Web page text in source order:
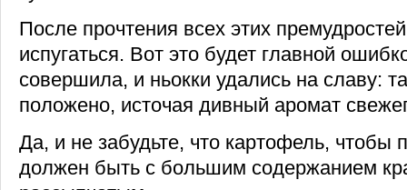
После прочтения всех этих
испугаться. Вот это будет главной
совершила, и ньокки удались на славу:
положено, источая дивный аромат
Да, и не забудьте, что картофель, чтобы
должен быть с большим содержанием